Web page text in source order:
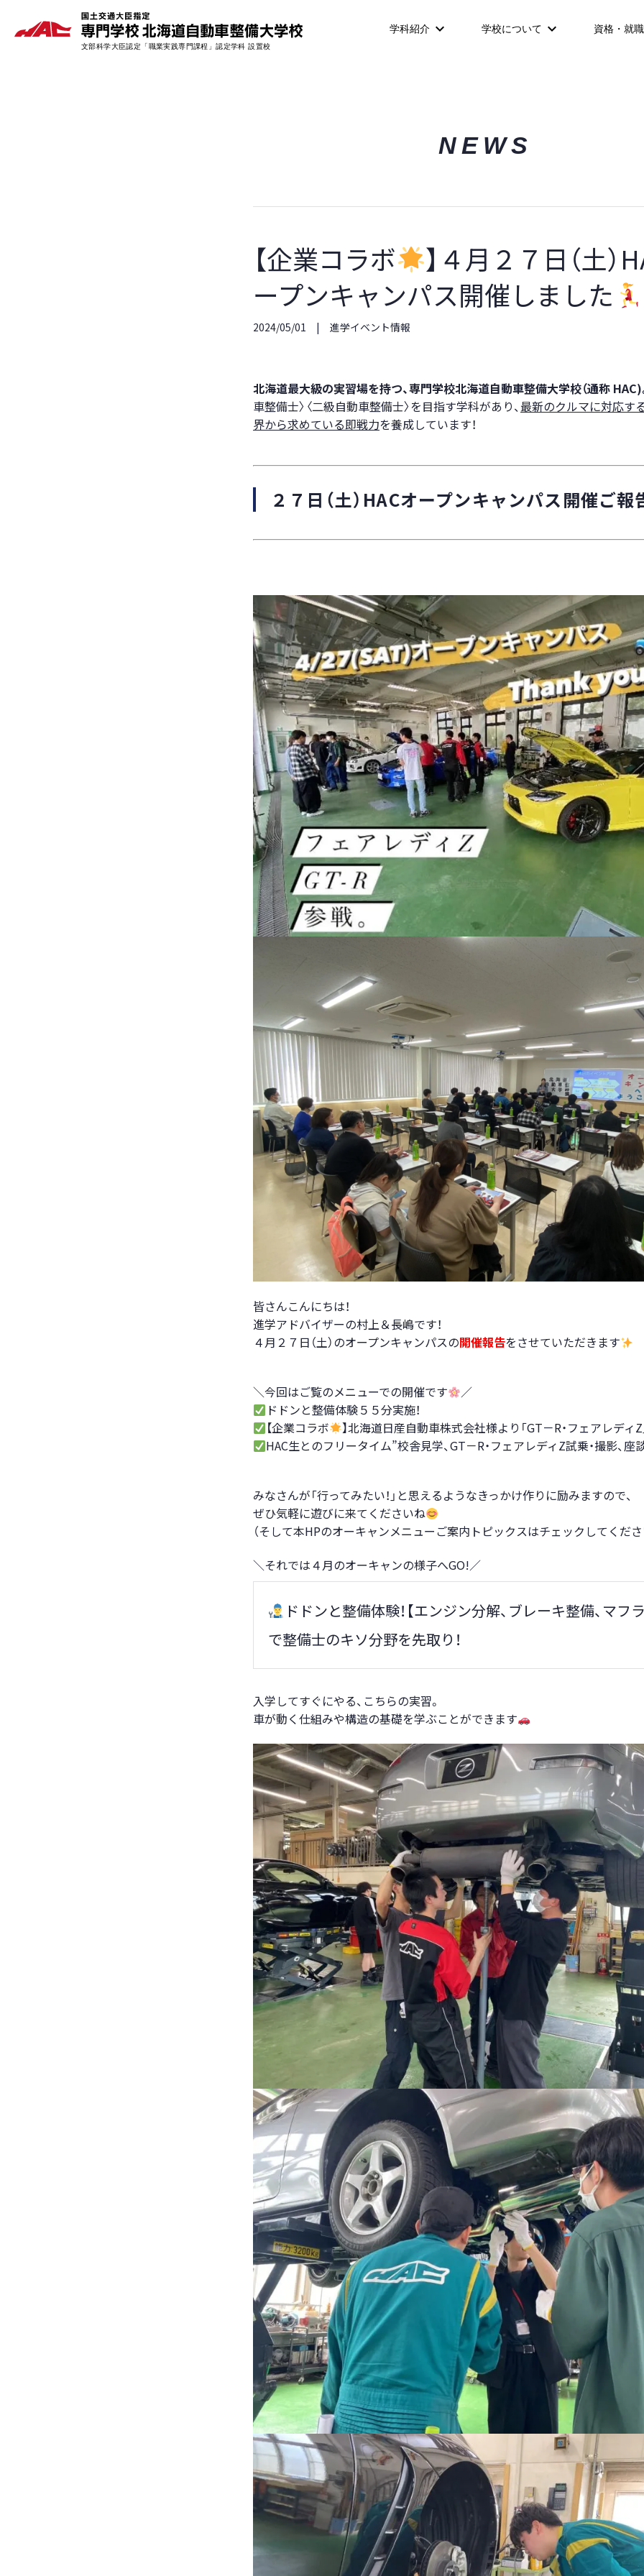
学科紹介 学校について 資格・就職
NEWS
【企業コラボ
】４月２７日（土）
ープンキャンパス開催しました
2024/05/01 進学イベント情報
北海道最大級の実習場を持つ、専門学校北海道自動車整備大学校（通称 HAC)
車整備士〉〈二級自動車整備士〉を目指す学科があり、最新のクルマに対応す
界から求めている即戦力を養成しています！
２７日（土）HACオープンキャンパス開催ご報
皆さんこんにちは！
進学アドバイザーの村上＆長嶋です！
４月２７日（土）のオープンキャンパスの開催報告をさせていただきます
＼今回はご覧のメニューでの開催です
／
ドドンと整備体験５５分実施！
【企業コラボ
】北海道日産自動車株式会社様より「GT－R・フェアレディZ
HAC生とのフリータイム”校舎見学、GT－R・フェアレディZ試乗・撮影、座
みなさんが「行ってみたい！」と思えるようなきっかけ作りに励みますので、
ぜひ気軽に遊びに来てくださいね
（そして本HPのオーキャンメニューご案内トピックスはチェックしてくだ
＼それでは４月のオーキャンの様子へGO!／
ドドンと整備体験！【エンジン分解、ブレーキ整備、マフ
で整備士のキソ分野を先取り！
入学してすぐにやる、こちらの実習。
車が動く仕組みや構造の基礎を学ぶことができます